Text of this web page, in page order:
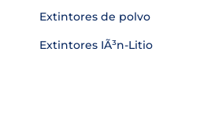
Extintores de polvo
Extintores IÃ³n-Litio